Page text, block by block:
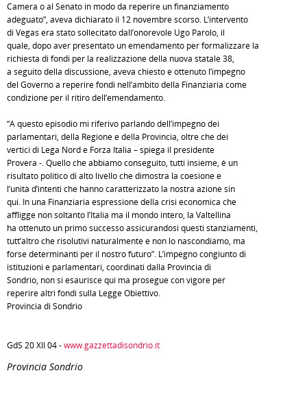
Camera o al Senato in modo da reperire un finanziamento
adeguato”, aveva dichiarato il 12 novembre scorso. L’intervento
di Vegas era stato sollecitato dall’onorevole Ugo Parolo, il
quale, dopo aver presentato un emendamento per formalizzare la
richiesta di fondi per la realizzazione della nuova statale 38,
a seguito della discussione, aveva chiesto e ottenuto l’impegno
del Governo a reperire fondi nell’ambito della Finanziaria come
condizione per il ritiro dell’emendamento.
“A questo episodio mi riferivo parlando dell’impegno dei
parlamentari, della Regione e della Provincia, oltre che dei
vertici di Lega Nord e Forza Italia – spiega il presidente
Provera -. Quello che abbiamo conseguito, tutti insieme, è un
risultato politico di alto livello che dimostra la coesione e
l’unità d’intenti che hanno caratterizzato la nostra azione sin
qui. In una Finanziaria espressione della crisi economica che
affligge non soltanto l’Italia ma il mondo intero, la Valtellina
ha ottenuto un primo successo assicurandosi questi stanziamenti,
tutt’altro che risolutivi naturalmente e non lo nascondiamo, ma
forse determinanti per il nostro futuro”. L’impegno congiunto di
istituzioni e parlamentari, coordinati dalla Provincia di
Sondrio, non si esaurisce qui ma prosegue con vigore per
reperire altri fondi sulla Legge Obiettivo.
Provincia di Sondrio
GdS 20 XII 04 -www.gazzettadisondrio.it
Provincia Sondrio